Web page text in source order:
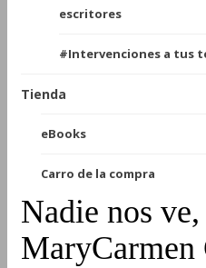
escritores
#Intervenciones a tus
Tienda
eBooks
Carro de la compra
Nadie nos
MaryCarmen